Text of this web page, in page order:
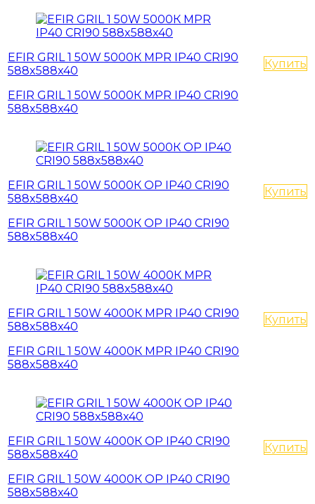
EFIR GRIL 1 50W 5000К MPR IP40 CRI90
588x588x40
EFIR GRIL 1 50W 5000К MPR IP40 CRI90
588x588x40
Купить
EFIR GRIL 1 50W 5000К OP IP40 CRI90
588x588x40
EFIR GRIL 1 50W 5000К OP IP40 CRI90
588x588x40
Купить
EFIR GRIL 1 50W 4000К MPR IP40 CRI90
588x588x40
EFIR GRIL 1 50W 4000К MPR IP40 CRI90
588x588x40
Купить
EFIR GRIL 1 50W 4000К OP IP40 CRI90
588x588x40
EFIR GRIL 1 50W 4000К OP IP40 CRI90
588x588x40
Купить